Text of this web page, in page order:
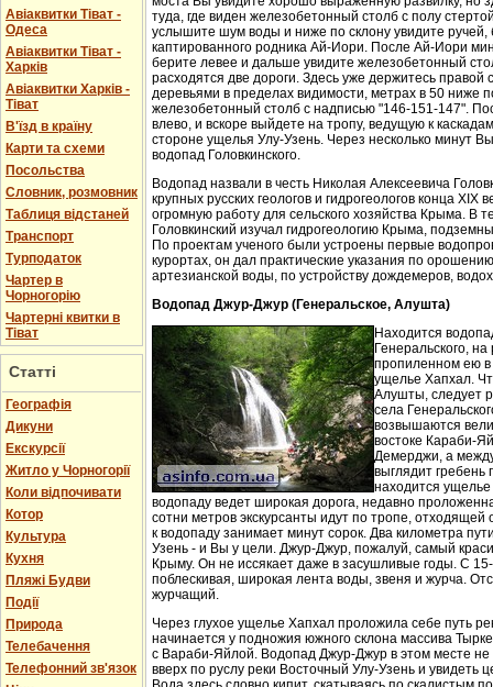
Авіаквитки Тіват -
Одеса
Авіаквитки Тіват -
Харків
Авіаквитки Харків -
Тіват
В'їзд в країну
Карти та схеми
Посольства
Словник, розмовник
Таблиця відстаней
Транспорт
Турподаток
Чартер в
Чорногорію
Чартерні квитки в
Тіват
Статті
Географія
Дикуни
Екскурсії
Житло у Чорногорії
Коли відпочивати
Котор
Культура
Кухня
Пляжі Будви
Події
Природа
Телебачення
Телефонний зв'язок
туда, где виден железобетонный столб с полу
услышите шум воды и ниже по склону увидите
каптированного родника Ай-Иори. После Ай-Иори
берите левее и дальше увидите железобетонный
расходятся две дороги. Здесь уже держитесь правой
деревьями в пределах видимости, метрах в 50 ниже
железобетонный столб с надписью "146-151-147".
влево, и вскоре выйдете на тропу, ведущую к
стороне ущелья Улу-Узень. Через несколько минут
водопад Головкинского.
Водопад назвали в честь Николая Алексеевича
крупных русских геологов и гидрогеологов конца XIX
огромную работу для сельского хозяйства Крыма. В
Головкинский изучал гидрогеологию Крыма,
По проектам ученого были устроены первые
курортах, он дал практические указания по
артезианской воды, по устройству дождемеров,
Водопад Джур-Джур (Генеральское, Алушта)
Находится
Генеральского,
пропиленном ею в
ущелье Хапхал.
Алушты, следует
села
возвышаются
востоке Караби-
Демерджи, а
выглядит гребень
находится
водопаду ведет широкая дорога, недавно
сотни метров экскурсанты идут по тропе, отходящей
к водопаду занимает минут сорок. Два километра
Узень - и Вы у цели. Джур-Джур, пожалуй, самый
Крыму. Он не иссякает даже в засушливые годы. С
поблескивая, широкая лента воды, звеня и журча.
журчащий.
Через глухое ущелье Хапхал проложила себе путь
начинается у подножия южного склона массива
с Вараби-Яйлой. Водопад Джур-Джур в этом месте
вверх по руслу реки Восточный Улу-Узень и увидеть